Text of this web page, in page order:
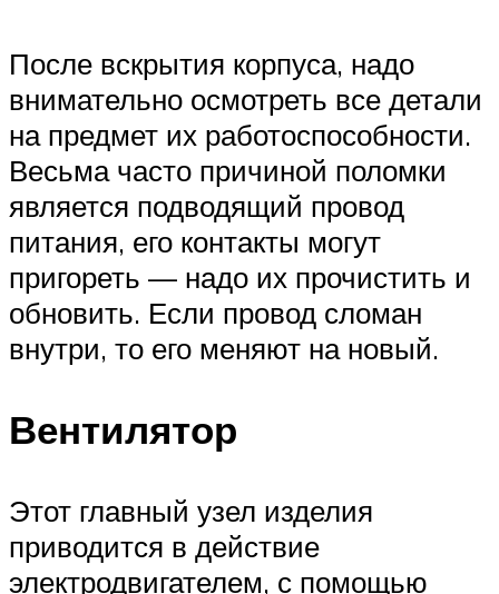
После вскрытия корпуса, надо
внимательно осмотреть все детали
на предмет их работоспособности.
Весьма часто причиной поломки
является подводящий провод
питания, его контакты могут
пригореть — надо их прочистить и
обновить. Если провод сломан
внутри, то его меняют на новый.
Вентилятор
Этот главный узел изделия
приводится в действие
электродвигателем, с помощью